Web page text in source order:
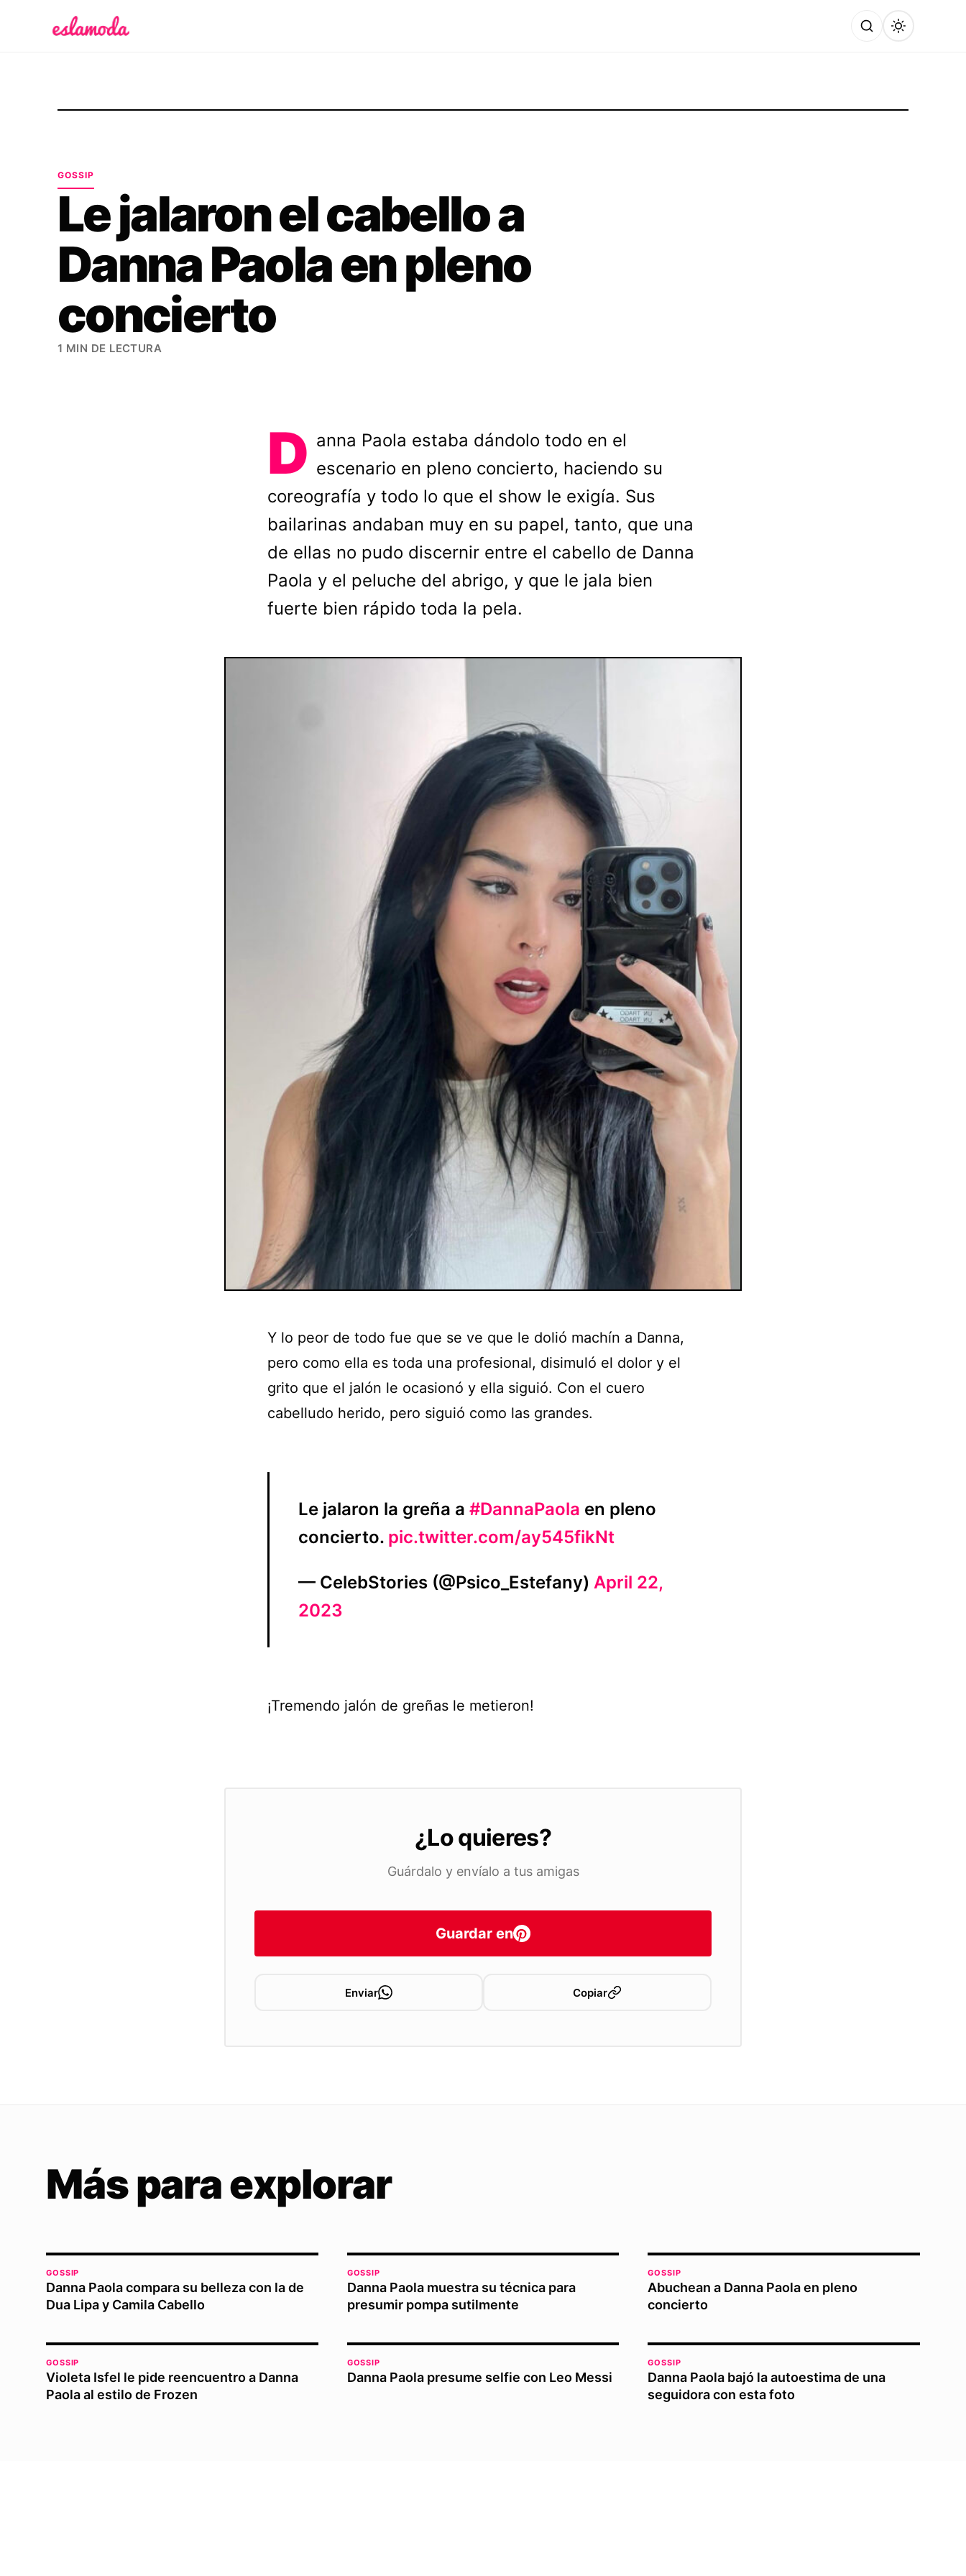
GOSSIP
Le jalaron el cabello a
Danna Paola en pleno
concierto
1 MIN DE LECTURA
D anna Paola estaba dándolo todo en el
escenario en pleno concierto, haciendo su
coreografía y todo lo que el show le exigía. Sus
bailarinas andaban muy en su papel, tanto, que una
de ellas no pudo discernir entre el cabello de Danna
Paola y el peluche del abrigo, y que le jala bien
fuerte bien rápido toda la pela.
Y lo peor de todo fue que se ve que le dolió machín a Danna,
pero como ella es toda una profesional, disimuló el dolor y el
grito que el jalón le ocasionó y ella siguió. Con el cuero
cabelludo herido, pero siguió como las grandes.
Le jalaron la greña a #DannaPaola en pleno
concierto. pic.twitter.com/ay545fikNt
— CelebStories (@Psico_Estefany) April 22,
2023
¡Tremendo jalón de greñas le metieron!
¿Lo quieres?
Guárdalo y envíalo a tus amigas
Guardar en
Enviar Copiar
Más para explorar
GOSSIP
Danna Paola compara su belleza con la de
Dua Lipa y Camila Cabello
GOSSIP
Danna Paola muestra su técnica para
presumir pompa sutilmente
GOSSIP
Abuchean a Danna Paola en pleno
concierto
GOSSIP
Violeta Isfel le pide reencuentro a Danna
Paola al estilo de Frozen
GOSSIP
Danna Paola presume selfie con Leo Messi
GOSSIP
Danna Paola bajó la autoestima de una
seguidora con esta foto